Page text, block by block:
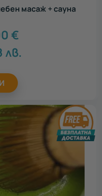
масаж + сауна
€
лв.